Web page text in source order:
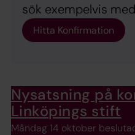
sök exempelvis
Hitta Konfirmation
Nysatsning på
Linköpings stift
Måndag 14 oktober